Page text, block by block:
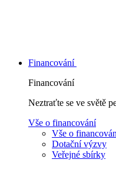
Financování
Financování
Neztraťte se ve světě
Vše o financování
Vše o
Dotační výzvy
Veřejné sbírky